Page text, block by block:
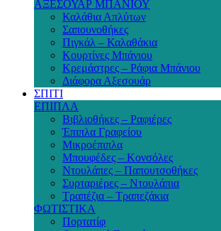
ΑΞΕΣΟΥΑΡ ΜΠΑΝΙΟΥ
Καλάθια Απλύτων
Σαπουνοθήκες
Πιγκάλ – Καλαθάκια
Κουρτίνες Μπάνιου
Κρεμάστρες – Ράφια Μπάνιου
Διάφορα Αξεσουάρ
ΣΠΙΤΙ
ΕΠΙΠΛΑ
Βιβλιοθήκες – Ραφιέρες
Έπιπλα Γραφείου
Μικροέπιπλα
Μπουφέδες – Κονσόλες
Ντουλάπες – Παπουτσοθήκες
Συρταριέρες – Ντουλάπια
Τραπέζια – Τραπεζάκια
ΦΩΤΙΣΤΙΚΑ
Πορτατίφ